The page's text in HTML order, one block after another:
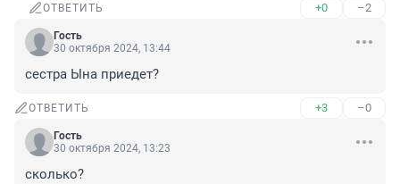
ОТВЕТИТЬ +0 –2
Гость
30 октября 2024, 13:44
сестра Ына приедет?
ОТВЕТИТЬ +3 –0
Гость
30 октября 2024, 13:23
сколько?